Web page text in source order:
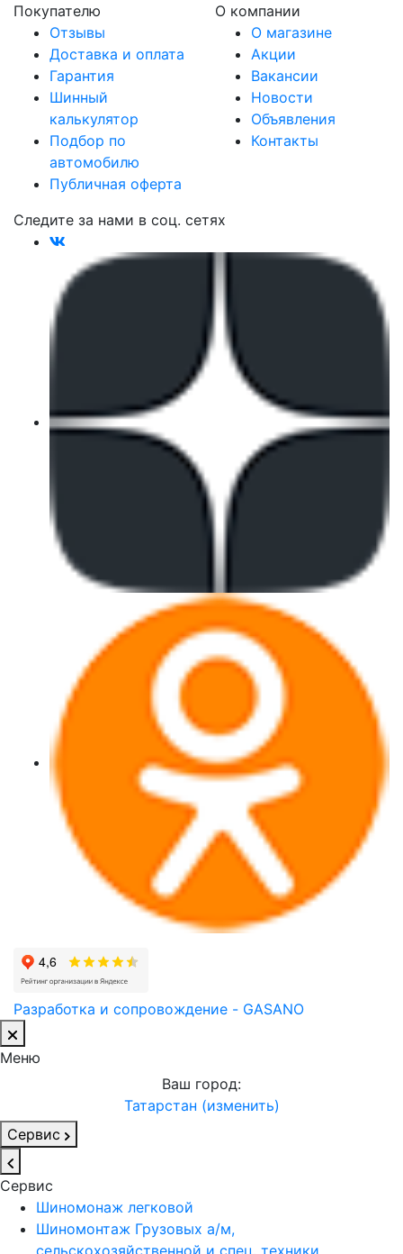
Покупателю
Отзывы
Доставка и оплата
Гарантия
Шинный
калькулятор
Подбор по
автомобилю
Публичная оферта
О компании
О магазине
Акции
Вакансии
Новости
Объявления
Контакты
Следите за нами в соц. сетях
Разработка и сопровождение - GASANO
Меню
Ваш город:
Татарстан (изменить)
Сервис
Сервис
Шиномонаж легковой
Шиномонтаж Грузовых а/м,